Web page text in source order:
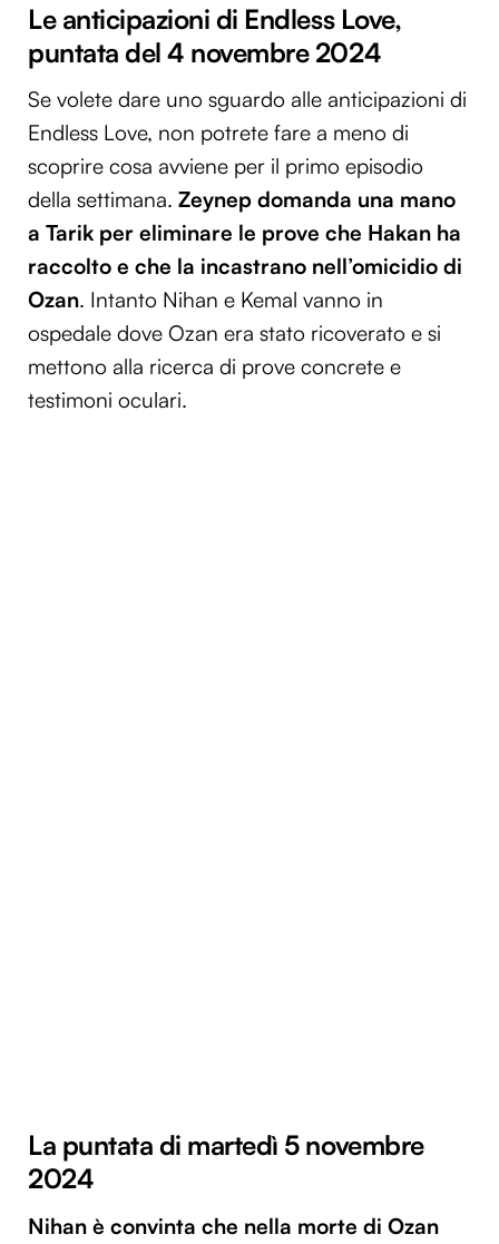
Le anticipazioni di Endless Love,
puntata del 4 novembre 2024
Se volete dare uno sguardo alle anticipazioni di
Endless Love, non potrete fare a meno di
scoprire cosa avviene per il primo episodio
della settimana. Zeynep domanda una mano
a Tarik per eliminare le prove che Hakan ha
raccolto e che la incastrano nell’omicidio di
Ozan. Intanto Nihan e Kemal vanno in
ospedale dove Ozan era stato ricoverato e si
mettono alla ricerca di prove concrete e
testimoni oculari.
La puntata di martedì 5 novembre
2024
Nihan è convinta che nella morte di Ozan